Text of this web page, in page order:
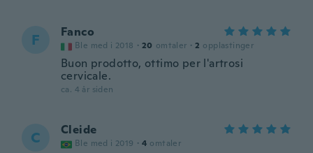
F Fanco
Ble med i 2018 · 20 omtaler · 2 opplastinger
Buon prodotto, ottimo per l'artrosi
cervicale.
ca. 4 år siden
C Cleide
Ble med i 2019 · 4 omtaler